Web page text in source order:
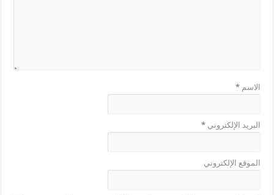
الاسم*
البريد الإلكتروني*
الموقع الإلكتروني